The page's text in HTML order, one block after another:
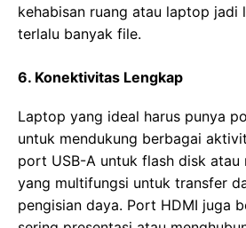
kehabisan ruang atau laptop jadi
terlalu banyak file.
6. Konektivitas Lengkap
Laptop yang ideal harus punya
untuk mendukung berbagai
port USB-A untuk flash disk atau
yang multifungsi untuk transfer
pengisian daya. Port HDMI juga